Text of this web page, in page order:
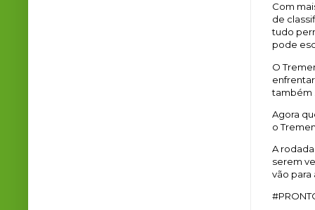
Com
de
tudo
pode
O
também
Agora
o
A
serem
vão para